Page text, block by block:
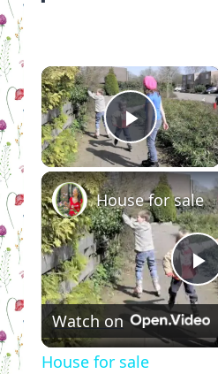
×
Play
House for sale
Watch on
House for sale